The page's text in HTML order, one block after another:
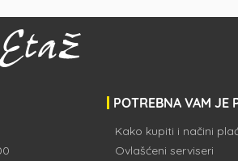
POTREBNA VAM JE
Kako kupiti i načini
Ovlašćeni serviseri